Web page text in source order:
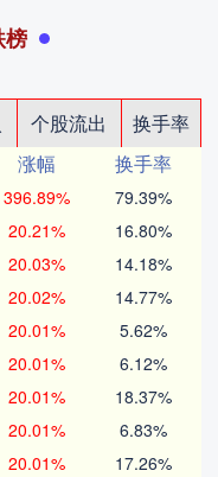
榜
个股流出
换手率
涨幅
换手率
396.89% 79.39%
20.21% 16.80%
20.03% 14.18%
20.02% 14.77%
20.01% 5.62%
20.01% 6.12%
20.01% 18.37%
20.01% 6.83%
20.01% 17.26%